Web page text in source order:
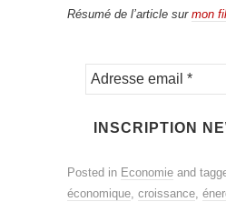
Résumé de l’article sur mon
Posted in Economie and
économique croissance